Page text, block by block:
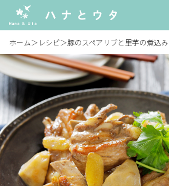
ホーム＞ レシピ＞豚のスペアリブと里芋の煮込み